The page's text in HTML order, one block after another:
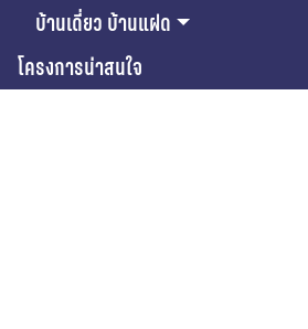
บ้านเดี่ยว บ้านแฝด
โครงการน่าสนใจ